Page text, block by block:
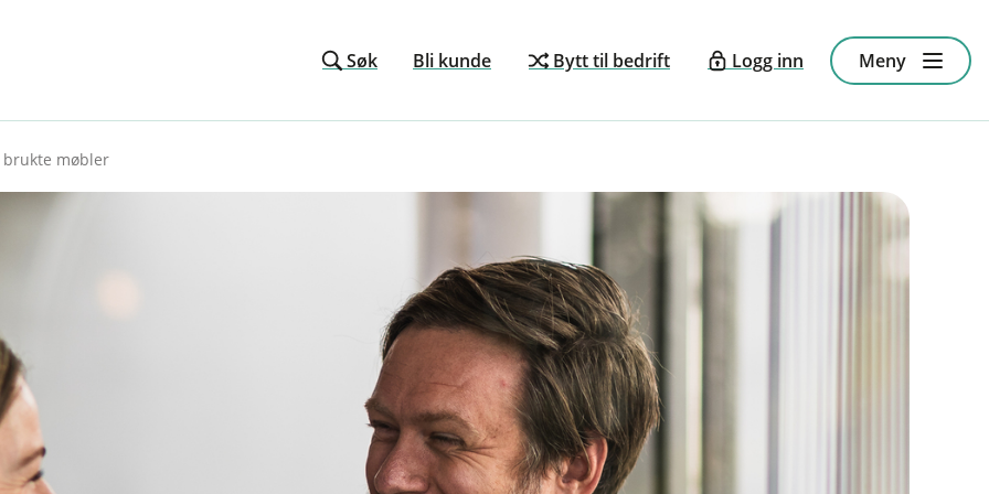
Søk Bli kunde Bytt til bedrift Logg inn Meny
møbler